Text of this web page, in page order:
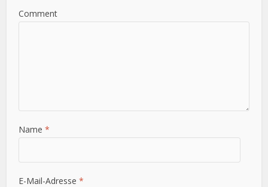
Comment
Name*
E-Mail-Adresse*